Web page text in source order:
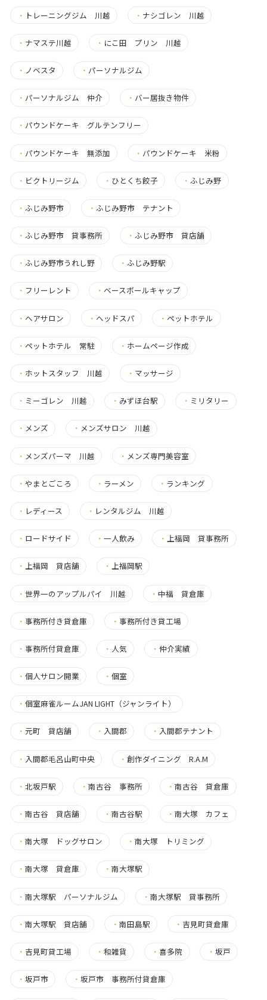
・ トレーニングジム 川越 ・ ナシゴレン 川越
・ ナマステ川越 ・ にこ田 プリン 川越
・ ノベスタ ・ パーソナルジム
・ パーソナルジム 仲介 ・ バー居抜き物件
・ パウンドケーキ グルテンフリー
・ パウンドケーキ 無添加 ・ パウンドケーキ 米粉
・ ビクトリージム ・ ひとくち餃子 ・ふじみ野
・ ふじみ野市 ・ふじみ野市 テナント
・ ふじみ野市 貸事務所 ・ふじみ野市 貸店舗
・ ふじみ野市うれし野 ・ふじみ野駅
・ フリーレント ・ ベースボールキャップ
・ ヘアサロン ・ ヘッドスパ ・ペットホテル
・ ペットホテル 常駐 ・ ホームページ作成
・ ホットスタッフ 川越 ・ マッサージ
・ ミーゴレン 川越 ・ みずほ台駅 ・ ミリタリー
・ メンズ ・ メンズサロン 川越
・ メンズパーマ 川越 ・ メンズ専門美容室
・ やまとごころ ・ ラーメン ・ ランキング
・ レディース ・ レンタルジム 川越
・ ロードサイド ・一人飲み ・上福岡 貸事務所
・ 上福岡 貸店舗 ・上福岡駅
・ 世界一のアップルパイ 川越 ・中福 貸倉庫
・ 事務所付き貸倉庫 ・ 事務所付き貸工場
・ 事務所付貸倉庫 ・ 人気 ・仲介実績
・ 個人サロン開業 ・個室
・ 個室麻雀ルームJAN LIGHT（ジャンライト）
・ 元町 貸店舗 ・ 入間郡 ・ 入間郡テナント
・ 入間郡毛呂山町中央 ・創作ダイニング R.A.M
・ 北坂戸駅 ・南古谷 事務所 ・南古谷 貸倉庫
・ 南古谷 貸店舗 ・南古谷駅 ・南大塚 カフェ
・ 南大塚 ドッグサロン ・南大塚 トリミング
・ 南大塚 貸倉庫 ・南大塚駅
・ 南大塚駅 パーソナルジム ・南大塚駅 貸事務所
・ 南大塚駅 貸店舗 ・南田島駅 ・ 吉見町貸倉庫
・ 吉見町貸工場 ・和雑貨 ・喜多院 ・ 坂戸
・ 坂戸市 ・坂戸市 事務所付貸倉庫